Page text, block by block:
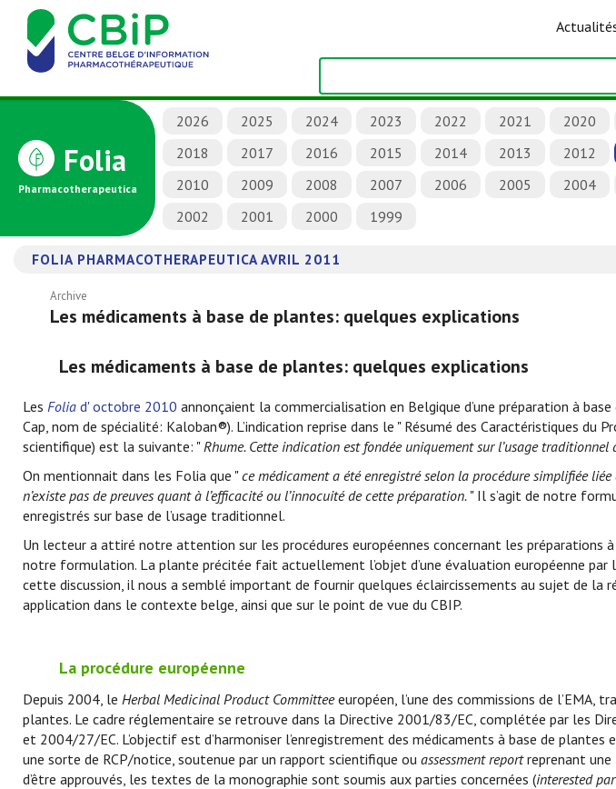
Folia
Pharmacotherapeutica
2026 2025 2024 2023 2022 2021 2020
2018
2017 2016 2015 2014 2013 2012
2010
2009 2008 2007 2006 2005 2004
2002
2001 2000 1999
FOLIA PHARMACOTHERAPEUTICA AVRIL 2011
Archive
Les médicaments à base de plantes: quelques explications
Les médicaments à base de plantes: quelques explications
Les Folia d' octobre 2010 annonçaient la commercialisation en Belgique d’une préparation à base
Cap, nom de spécialité: Kaloban®). L’indication reprise dans le " Résumé des Caractéristiques du
scientifique) est la suivante: "Rhume. Cette indication est fondée uniquement sur l’usage traditionnel
On mentionnait dans les Folia que "ce médicament a été enregistré selon la procédure simplifiée
n’existe pas de preuves quant à l’efficacité ou l’innocuité de cette préparation. " Il s’agit de notre
enregistrés sur base de l’usage traditionnel.
Un lecteur a attiré notre attention sur les procédures européennes concernant les préparations
notre formulation. La plante précitée fait actuellement l’objet d’une évaluation européenne par
cette discussion, il nous a semblé important de fournir quelques éclaircissements au sujet de la
application dans le contexte belge, ainsi que sur le point de vue du CBIP.
La procédure européenne
Depuis 2004, le Herbal Medicinal Product Committeeeuropéen, l’une des commissions de l’EMA,
plantes. Le cadre réglementaire se retrouve dans la Directive 2001/83/EC, complétée par les
et 2004/27/EC. L’objectif est d’harmoniser l’enregistrement des médicaments à base de
une sorte de RCP/notice, soutenue par un rapport scientifique ou assessment reportreprenant une
d’être approuvés, les textes de la monographie sont soumis aux parties concernées (interested